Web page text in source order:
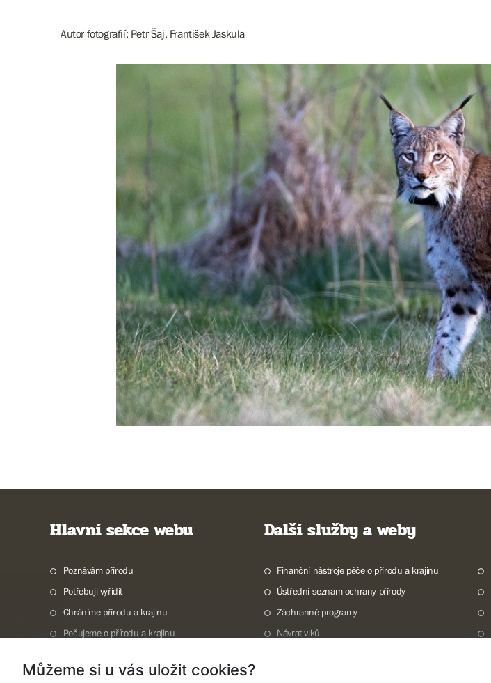
Autor fotografií: Petr Šaj, František Jaskula
Hlavní sekce webu
Poznávám přírodu
Potřebuji vyřídit
Chráníme přírodu a krajinu
Pečujeme o přírodu a krajinu
O nás
Další služby a weby
Finanční nástroje péče o přírodu a krajinu
Ústřední seznam ochrany přírody
Záchranné programy
Návrat vlků
Můžeme si u vás uložit cookies?